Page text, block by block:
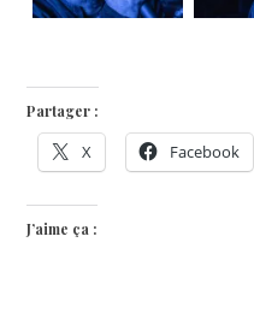
Partager :
X Facebook
J’aime ça :